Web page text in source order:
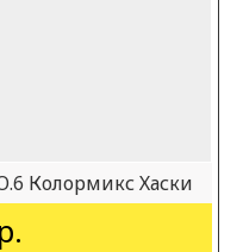
Колормикс Хаски